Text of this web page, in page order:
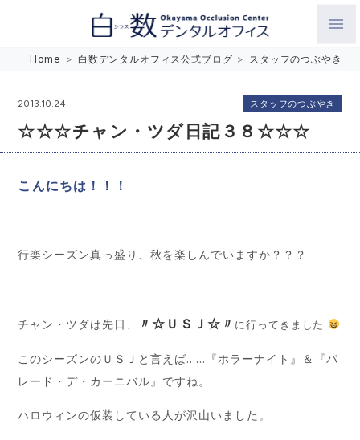
Home > 白数デンタルオフィス公式ブログ > スタッフのつぶやき
2013.10.24
☆☆☆チャン・ツダ日記３８☆☆☆
スタッフのつぶやき
こんにちは！！！
行楽シーズン真っ盛り、秋を楽しんでいますか？？？
チャン・ツダは先日、 〃☆ＵＳＪ☆〃 に行ってきました
このシーズンのＵＳＪと言えば……『ホラーナイト』＆『パ
レード・デ・カーニバル』ですね。
ハロウィンの仮装している人が沢山いました。